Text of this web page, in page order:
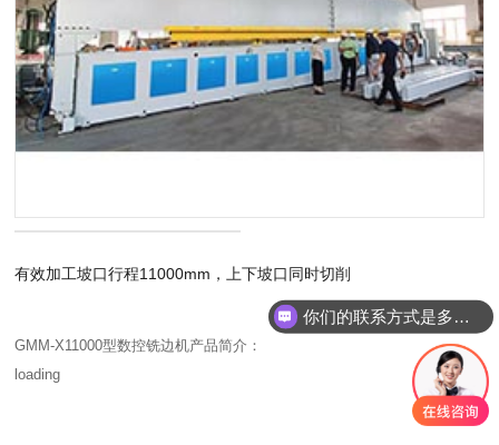
有效加工坡口行程11000mm，上下坡口同时切削
GMM-X11000型数控铣边机产品简介：
loading
你们的联系方式是多少？